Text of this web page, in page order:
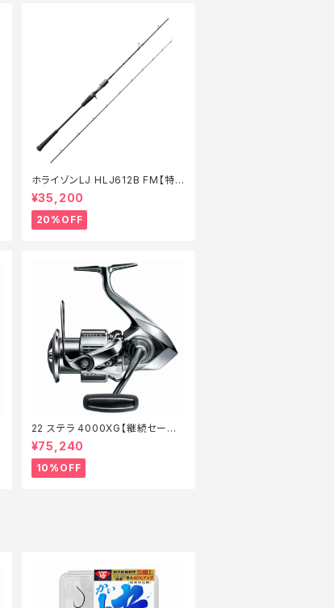
ホライゾンLJ HLJ612B FM【特価
ロッド】【20】
¥35,200
20%OFF
22 ステラ 4000XG【継続セール_
リール】【10】
¥75,240
10%OFF